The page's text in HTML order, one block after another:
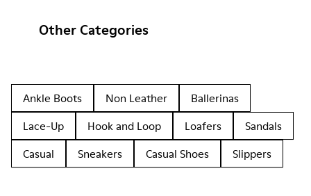
Other Categories
Ankle Boots Non Leather
Ballerinas
Lace-Up
Hook and Loop Loafers
Sandals
Casual
Sneakers Casual Shoes Slippers